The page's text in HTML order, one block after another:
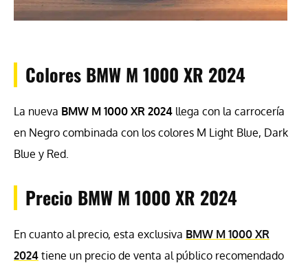
Colores BMW M 1000 XR 2024
La nueva BMW M 1000 XR 2024 llega con la carrocería
en Negro combinada con los colores M Light Blue, Dark
Blue y Red.
Precio BMW M 1000 XR 2024
En cuanto al precio, esta exclusiva BMW M 1000 XR
2024 tiene un precio de venta al público recomendado